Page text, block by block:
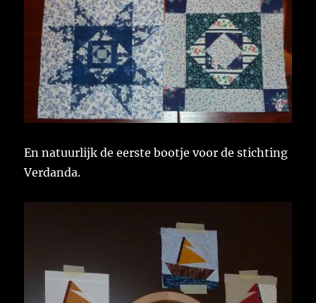
En natuurlijk de eerste bootje voor de stichting
Verdanda.